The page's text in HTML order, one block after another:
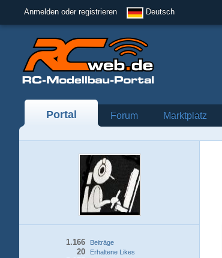
Anmelden oder registrieren Deutsch
Portal Forum Marktplatz
Beiträge
1.166
Erhaltene Likes
20